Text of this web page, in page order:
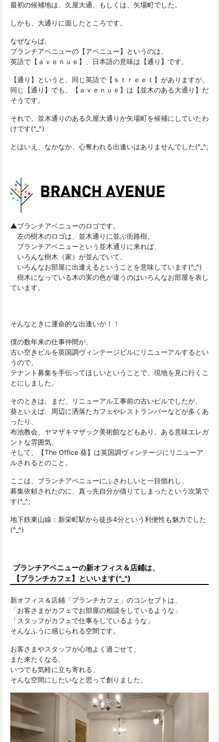
最初の候補地は、久屋大通、もしくは、矢場町でした。
しかも、大通りに面したところです。
なぜならば、
ブランチアベニューの【アベニュー】というのは、
英語で【ａｖｅｎｕｅ】、日本語の意味は【通り】です。
【通り】というと、同じ英語で【ｓｔｒｅｅｔ】がありますが、
同じ【通り】でも、【ａｖｅｎｕｅ】は【並木のある大通り】だ
そうです。
それで、並木通りのある久屋大通りか矢場町を候補にしていたわ
けです(^_^)
とはいえ、なかなか、心奪われる出逢いはありませんでした(^_^;
▲ブランチアベニューのロゴです。
左の樹木のロゴは、並木通りに並ぶ街路樹。
ブランチアベニューという並木通りに来れば、
いろんな樹木（家）が並んでいて、
いろんなお部屋に出逢えるということを意味しています(^_^)
樹木になっている木の実の色が違うのはいろんなお部屋を表し
ています。
そんなときに運命的な出逢いが！！
僕の数年来の仕事仲間が、
古い空きビルを英国調ヴィンテージビルにリニューアルするとい
うので、
テナント募集を手伝ってほしいということで、現地を見に行くこ
とにしました。
そのときは、まだ、リニューアル工事前の古いビルでしたが、
葵といえば、周辺に洒落たカフェやレストランバーなどが多くあ
ったり、
布池教会、ヤマザキマザック美術館などもあり、ある意味エレガ
ントな雰囲気、
そして、【The Office 葵】は英国調ヴィンテージにリニューア
ルされるとのこと。
ここは、ブランチアベニューにふさわしいと一目惚れし、
募集依頼されたのに、真っ先自分が借りてしまったという次第で
す(^_^;
地下鉄東山線：新栄町駅から徒歩4分という利便性も魅力でした
(^_^)
ブランチアベニューの新オフィス＆店鋪は、
【ブランチカフェ】といいます(^_^)
新オフィス＆店鋪「ブランチカフェ」のコンセプトは、
「お客さまがカフェでお部屋の相談をしているような」
「スタッフがカフェで仕事をしているような」
そんなふうに感じられる空間です。
お客さまやスタッフが心地よく過ごせて、
また来たくなる、
いつでも気軽に立ち寄れる、
そんな空間にしたいなと思って創りました。